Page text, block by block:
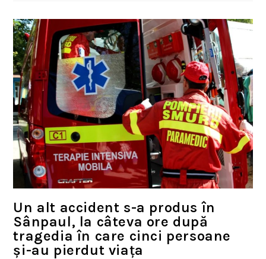
Un alt accident s-a produs în
Sânpaul, la câteva ore după
tragedia în care cinci persoane
și-au pierdut viața